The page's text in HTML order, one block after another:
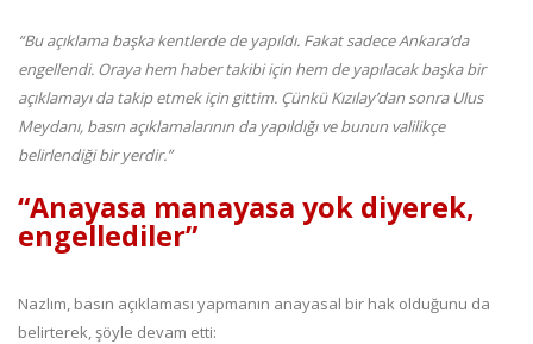
“Bu açıklama başka kentlerde de yapıldı. Fakat sadece Ankara’da
engellendi. Oraya hem haber takibi için hem de yapılacak başka bir
açıklamayı da takip etmek için gittim. Çünkü Kızılay’dan sonra Ulus
Meydanı, basın açıklamalarının da yapıldığı ve bunun valilikçe
belirlendiği bir yerdir.”
“Anayasa manayasa yok diyerek,
engellediler”
Nazlım, basın açıklaması yapmanın anayasal bir hak olduğunu da
belirterek, şöyle devam etti: